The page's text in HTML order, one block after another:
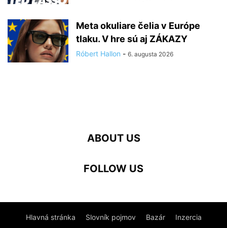
Meta okuliare čelia v Európe
tlaku. V hre sú aj ZÁKAZY
Róbert Hallon - 6. augusta 2026
ABOUT US
FOLLOW US
Hlavná stránka Slovník pojmov Bazár Inzercia